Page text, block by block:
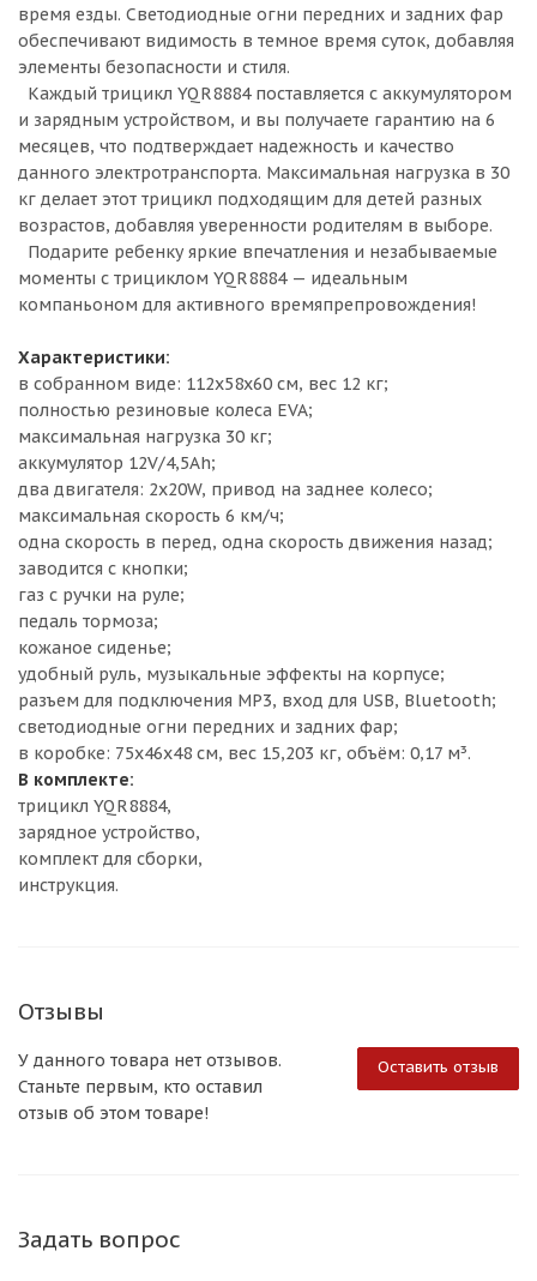
время езды. Светодиодные огни передних и задних фар
обеспечивают видимость в темное время суток, добавляя
элементы безопасности и стиля.
Каждый трицикл YQR8884 поставляется с аккумулятором
и зарядным устройством, и вы получаете гарантию на 6
месяцев, что подтверждает надежность и качество
данного электротранспорта. Максимальная нагрузка в 30
кг делает этот трицикл подходящим для детей разных
возрастов, добавляя уверенности родителям в выборе.
Подарите ребенку яркие впечатления и незабываемые
моменты с трициклом YQR8884 — идеальным
компаньоном для активного времяпрепровождения!
Характеристики:
в собранном виде: 112х58х60 см, вес 12 кг;
полностью резиновые колеса EVA;
максимальная нагрузка 30 кг;
аккумулятор 12V/4,5Ah;
два двигателя: 2x20W, привод на заднее колесо;
максимальная скорость 6 км/ч;
одна скорость в перед, одна скорость движения назад;
заводится c кнопки;
газ с ручки на руле;
педаль тормоза;
кожаное сиденье;
удобный руль, музыкальные эффекты на корпусе;
разъем для подключения MP3, вход для USB, Bluetooth;
светодиодные огни передних и задних фар;
в коробке: 75х46х48 см, вес 15,203 кг, объём: 0,17 м³.
В комплекте:
трицикл YQR8884,
зарядное устройство,
комплект для сборки,
инструкция.
Отзывы
Оставить отзыв
У данного товара нет отзывов.
Станьте первым, кто оставил
отзыв об этом товаре!
Задать вопрос